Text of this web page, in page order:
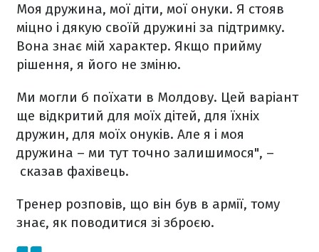
Моя дружина, мої діти, мої онуки. Я стояв
міцно і дякую своїй дружині за підтримку.
Вона знає мій характер. Якщо прийму
рішення, я його не зміню.
Ми могли б поїхати в Молдову. Цей варіант
ще відкритий для моїх дітей, для їхніх
дружин, для моїх онуків. Але я і моя
дружина – ми тут точно залишимося", –
сказав фахівець.
Тренер розповів, що він був в армії, тому
знає, як поводитися зі зброєю.